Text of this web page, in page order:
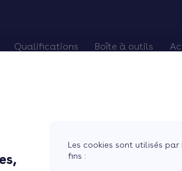
Les cookies sont utilisés
fins :
Qualifications Boîte à outils
Courtier en